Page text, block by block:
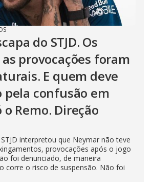
do STJD. Os
provocações foram
E quem deve
pela confusão em
o Remo. Direção
interpretou que Neymar não teve
provocações após o jogo
foi denunciado, de maneira
corre o risco de suspensão. Não foi